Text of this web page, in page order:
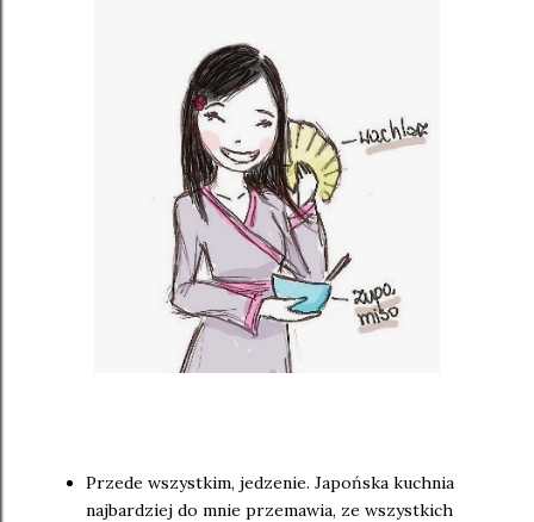
Przede wszystkim, jedzenie. Japońska kuchnia
najbardziej do mnie przemawia, ze wszystkich